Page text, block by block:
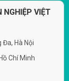
NGHIỆP VIỆT
Đa, Hà Nội
Chí Minh